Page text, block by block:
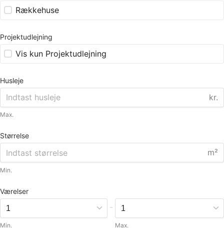
Rækkehuse
Projektudlejning
Vis kun Projektudlejning
Husleje
kr.
Max.
Størrelse
m²
Min.
Værelser
Min.
-
Max.